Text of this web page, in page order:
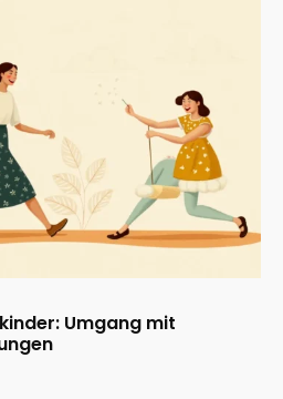
Umgang mit